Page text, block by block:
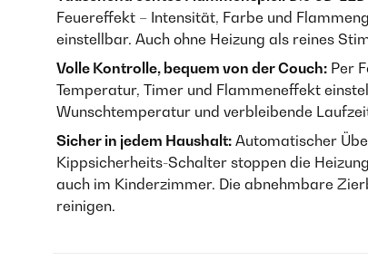
Feuereffekt – Intensität, Farbe und
einstellbar. Auch ohne Heizung als reines
Volle Kontrolle, bequem von der Couch: Per
Temperatur, Timer und Flammeneffekt
Wunschtemperatur und verbleibende
Sicher in jedem Haushalt: Automatischer
Kippsicherheits-Schalter stoppen die
auch im Kinderzimmer. Die abnehmbare
reinigen.